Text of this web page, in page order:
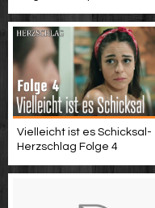
Vielleicht ist es Schicksal-
Herzschlag Folge 4